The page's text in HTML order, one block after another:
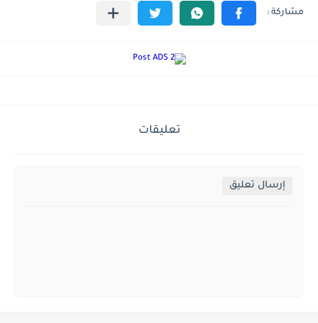
تعليقات
إرسال تعليق